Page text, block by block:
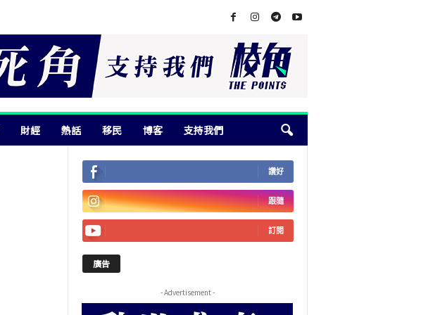
財經 熱話 移民 博客 支持我們
讚好
跟隨
訂閱
廣告
- Advertisement -